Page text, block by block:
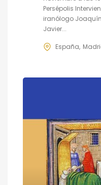
Persépolis
iranólogo
Javier...
España